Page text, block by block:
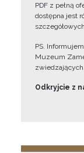
PDF z pełną
dostępna jest
PS.
Muzeum
zwiedzających.
Odkryjcie z